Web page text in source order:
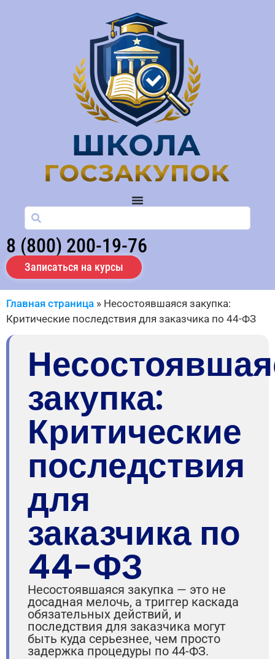
8 (800) 200-19-76
Записаться на курсы
Главная страница » Несостоявшаяся закупка:
Критические последствия для заказчика по 44-ФЗ
закупка:
Критические
последствия
для
заказчика по
44-ФЗ
Несостоявшаяся закупка — это не
досадная мелочь, а триггер каскада
обязательных действий, и
последствия для заказчика могут
быть куда серьезнее, чем просто
задержка процедуры по 44-ФЗ.